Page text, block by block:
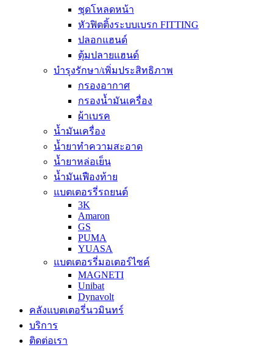
ชุดโหลดหน้า
หัวฟิตติ้งระบบเบรก FITTING
ปลอกแฮนด์
ตุ้มปลายแฮนด์
บำรุงรักษา/เพิ่มประสิทธิภาพ
กรองอากาศ
กรองน้ำมันเครื่อง
ผ้าเบรค
น้ำมันเครื่อง
น้ำยาทำความสะอาด
น้ำยาหล่อเย็น
น้ำมันเฟืองท้าย
แบตเตอรรี่รถยนต์
3K
Amaron
GS
PUMA
YUASA
แบตเตอรรี่มอเตอร์ไซค์
MAGNETI
Unibat
Dynavolt
คลังแบตเตอรี่นวมินทร์
บริการ
ติดต่อเรา